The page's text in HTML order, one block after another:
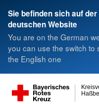
Sie befinden sich auf der
deutschen Website
You are on the German
you can use the switch to
the English one